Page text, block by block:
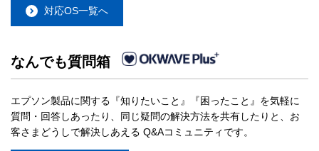
対応OS一覧へ
なんでも質問箱
エプソン製品に関する『知りたいこと』『困ったこと』を気軽に
質問・回答しあったり、同じ疑問の解決方法を共有したりと、お
客さまどうしで解決しあえる Q&Aコミュニティです。